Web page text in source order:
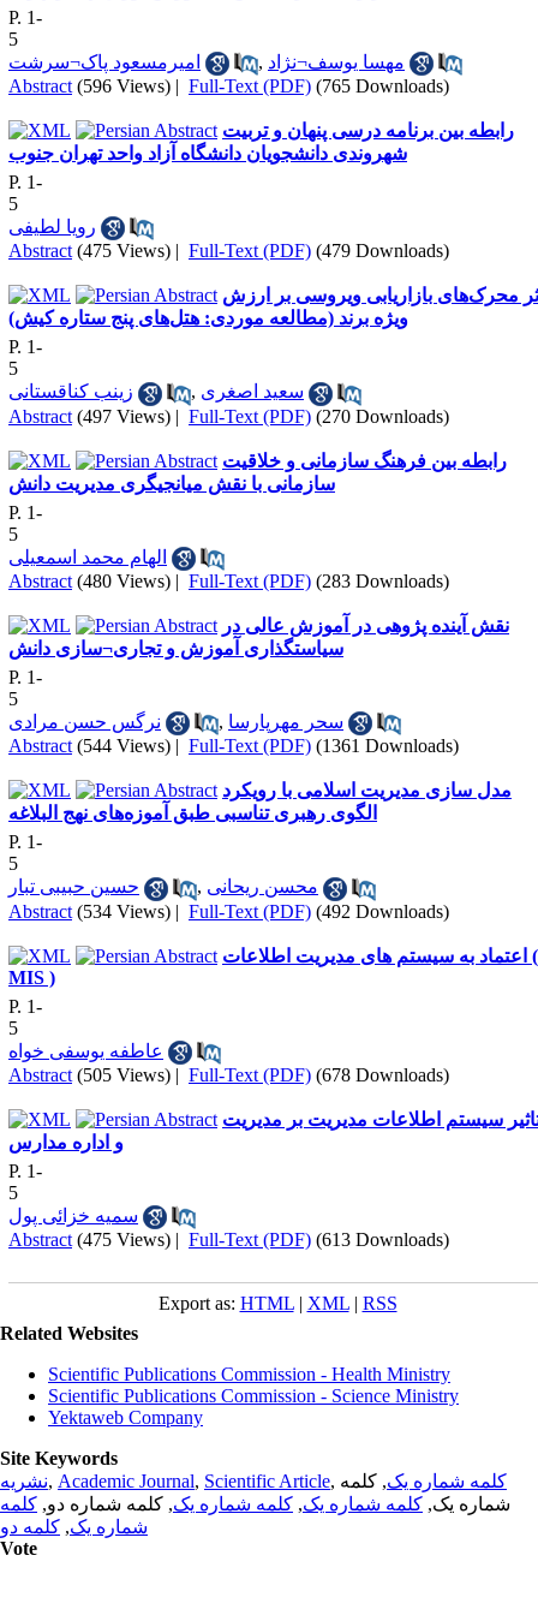
P. 1-
5
امیرمسعود پاک¬سرشت
, مهسا یوسف¬نژاد
Abstract (596 Views) | Full-Text (PDF) (765 Downloads)
رابطه بین برنامه درسی پنهان و تربیت
شهروندی دانشجویان دانشگاه آزاد واحد تهران جنوب
P. 1-
5
رویا لطیفی
Abstract (475 Views) | Full-Text (PDF) (479 Downloads)
محرک‌های بازاریابی ویروسی بر ارزش
ویژه برند (مطالعه موردی: هتل‌های پنج ستاره کیش)
P. 1-
5
زینب کناقستانی
, سعید اصغری
Abstract (497 Views) | Full-Text (PDF) (270 Downloads)
رابطه بین فرهنگ سازمانی و خلاقیت
سازمانی با نقش میانجیگری مدیریت دانش
P. 1-
5
الهام محمد اسمعیلی
Abstract (480 Views) | Full-Text (PDF) (283 Downloads)
نقش آینده پژوهی در آموزش عالی در
سیاستگذاری آموزش و تجاری¬سازی دانش
P. 1-
5
نرگس حسن مرادی
, سحر مهرپارسا
Abstract (544 Views) | Full-Text (PDF) (1361 Downloads)
مدل سازی مدیریت اسلامی با رویکرد
الگوی رهبری تناسبی طبق آموزه‌های نهج البلاغه
P. 1-
5
حسین حبیبی تبار
, محسن ریحانی
Abstract (534 Views) | Full-Text (PDF) (492 Downloads)
اعتماد به سیستم های مدیریت اطلاعات (
MIS )
P. 1-
5
عاطفه یوسفی خواه
Abstract (505 Views) | Full-Text (PDF) (678 Downloads)
سیستم اطلاعات مدیریت بر مدیریت
و اداره مدارس
P. 1-
5
سمیه خزائی پول
Abstract (475 Views) | Full-Text (PDF) (613 Downloads)
Export as: HTML| XML| RSS
Related Websites
Scientific Publications Commission - Health Ministry
Scientific Publications Commission - Science Ministry
Yektaweb Company
Site Keywords
نشریه, Academic Journal, Scientific Article, کلمه شماره یک, کلمه
شماره یک, کلمه شماره یک, کلمه شماره یک, کلمه شماره دو, کلمه
شماره یک, کلمه دو
Vote